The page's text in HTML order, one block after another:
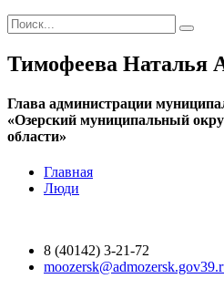
Тимофеева Наталья
Глава администрации
«Озерский муниципальный
области»
Главная
Люди
8 (40142) 3-21-72